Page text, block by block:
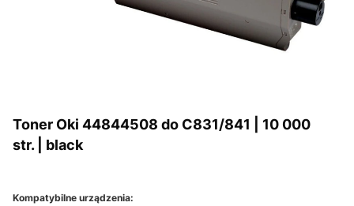
Toner Oki 44844508 do C831/841 | 10 000
str. | black
Kompatybilne urządzenia: